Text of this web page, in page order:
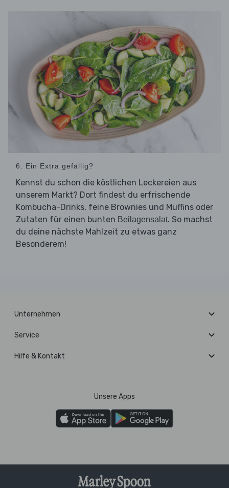
6. Ein Extra gefällig?
Kennst du schon die köstlichen Leckereien aus
unserem Markt? Dort findest du erfrischende
Kombucha-Drinks, feine Brownies und Muffins oder
Zutaten für einen bunten Beilagensalat. So machst
du deine nächste Mahlzeit zu etwas ganz
Besonderem!
Unternehmen
Service
Hilfe & Kontakt
Unsere Apps